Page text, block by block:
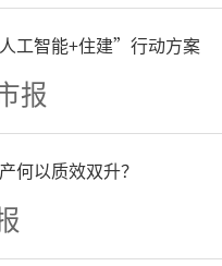
融监督管
政储蓄银
工智能+住建”行动方案
报
何以质效双升？